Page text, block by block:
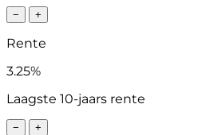
− +
Rente
3.25%
Laagste 10-jaars rente
− +